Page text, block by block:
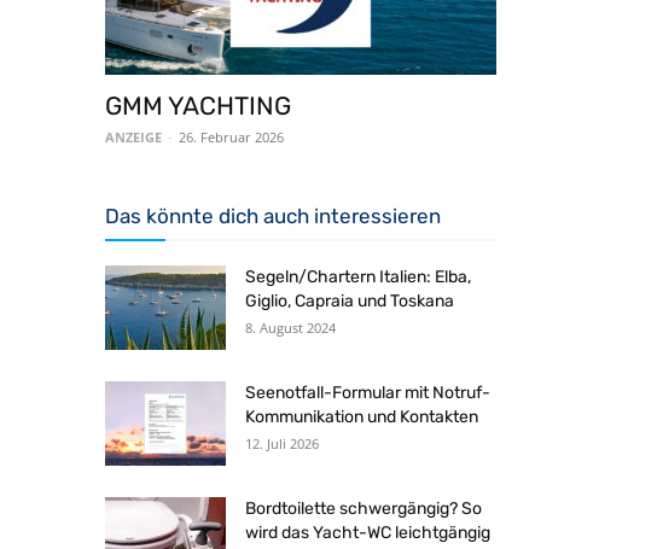
GMM YACHTING
ANZEIGE - 26. Februar 2026
Das könnte dich auch interessieren
Segeln/Chartern Italien: Elba,
Giglio, Capraia und Toskana
8. August 2024
Seenotfall-Formular mit Notruf-
Kommunikation und Kontakten
12. Juli 2026
Bordtoilette schwergängig? So
wird das Yacht-WC leichtgängig